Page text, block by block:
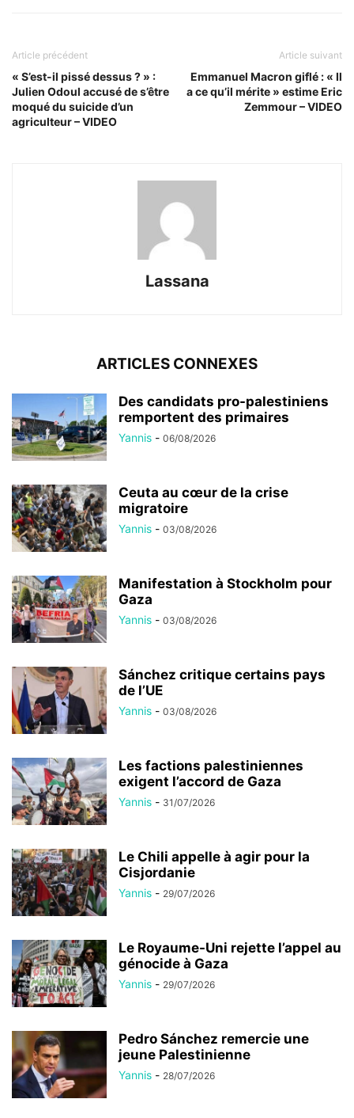
Article précédent
« S’est-il pissé dessus ? » :
Julien Odoul accusé de s’être
moqué du suicide d’un
agriculteur – VIDEO
Article suivant
Emmanuel Macron giflé : « Il
a ce qu’il mérite » estime Eric
Zemmour – VIDEO
Lassana
ARTICLES CONNEXES
Des candidats pro-palestiniens
remportent des primaires
Yannis - 06/08/2026
Ceuta au cœur de la crise
migratoire
Yannis - 03/08/2026
Manifestation à Stockholm pour
Gaza
Yannis - 03/08/2026
Sánchez critique certains pays
de l’UE
Yannis - 03/08/2026
Les factions palestiniennes
exigent l’accord de Gaza
Yannis - 31/07/2026
Le Chili appelle à agir pour la
Cisjordanie
Yannis - 29/07/2026
Le Royaume-Uni rejette l’appel au
génocide à Gaza
Yannis - 29/07/2026
Pedro Sánchez remercie une
jeune Palestinienne
Yannis - 28/07/2026